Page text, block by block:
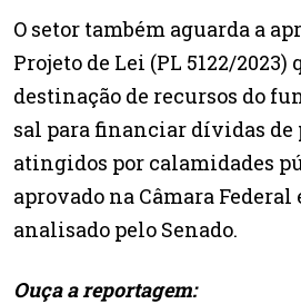
O setor também aguarda a
Projeto de Lei (PL 5122/2023)
destinação de recursos do
sal para financiar dívidas de
atingidos por calamidades
aprovado na Câmara Federal
analisado pelo Senado.
Ouça a reportagem: